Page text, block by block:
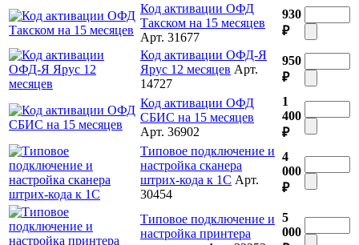
Код активации ОФД
Такском на 15 месяцев
Арт. 31677
930
₽
Код активации ОФД-Я
Ярус 12 месяцев Арт.
14727
950
₽
Код активации ОФД
СБИС на 15 месяцев
Арт. 36902
1
400
₽
Типовое подключение и
настройка сканера
штрих-кода к 1С Арт.
30454
4
000
₽
Типовое подключение и
настройка принтера
5
000